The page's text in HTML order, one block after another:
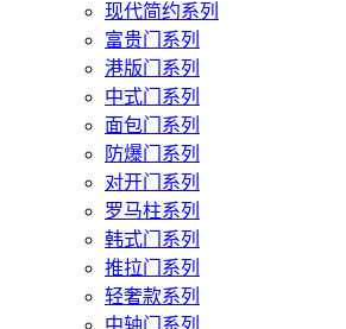
现代简约系列
富贵门系列
港版门系列
中式门系列
面包门系列
防爆门系列
对开门系列
罗马柱系列
韩式门系列
推拉门系列
轻奢款系列